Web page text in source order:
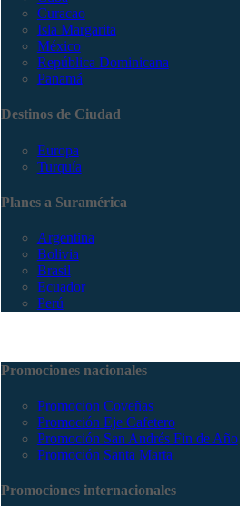
Curacao
Isla Margarita
México
República Dominicana
Panamá
Destinos de Ciudad
Europa
Turquía
Planes a Suramérica
Argentina
Bolivia
Brasil
Ecuador
Perú
Promociones nacionales
Promocion Coveñas
Promoción Eje Cafetero
Promoción San Andrés Fin de Año
Promoción Santa Marta
Promociones internacionales